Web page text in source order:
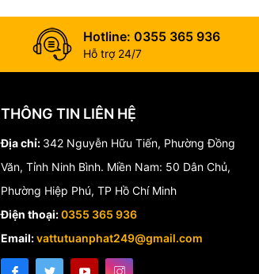
Hotline: 0355 365 936
Hỗ trợ 24/7
THÔNG TIN LIÊN HỆ
Địa chỉ: 342 Nguyễn Hữu Tiến, Phường Đồng
Văn, Tỉnh Ninh Bình. Miền Nam: 50 Dân Chủ,
Phường Hiệp Phú, TP Hồ Chí Minh
Điện thoại:0355 365 936
Email:vattutuanphat249@gmail.com